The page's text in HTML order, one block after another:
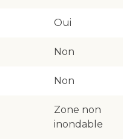
Oui
Non
Non
Zone non
inondable